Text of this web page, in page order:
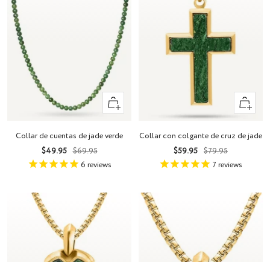
+
Añadir
Collar de cuentas de jade verde
Precio
de
$49.95 Precio
normal
$69.95
6 reviews
+
Añadir
Collar con colgante de cruz de jade
Precio
de
$59.95 Precio
normal
$79.95
7 reviews